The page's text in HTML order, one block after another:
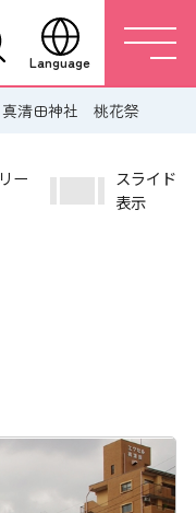
Language
真清田神社 桃花祭
ー
スライド
表示